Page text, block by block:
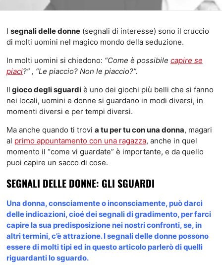
I segnali delle donne(segnali di interesse) sono il cruccio
di molti uomini nel magico mondo della seduzione.
In molti uomini si chiedono: “Come è possibile capire se
piaci?” , “Le piaccio? Non le piaccio?”.
Il gioco degli sguardiè uno dei giochi più belli che si fanno
nei locali, uomini e donne si guardano in modi diversi, in
momenti diversi e per tempi diversi.
Ma anche quando ti trovi a tu per tu con una donna, magari
al primo appuntamento con una ragazza, anche in quel
momento il “come vi guardate” è importante, e da quello
puoi capire un sacco di cose.
SEGNALI DELLE DONNE: GLI SGUARDI
Una donna, consciamente o inconsciamente, può darci
delle indicazioni, cioé dei segnali di gradimento, per farci
capire la sua predisposizione nei nostri confronti, se, in
altri termini, c’è attrazione. I segnali delle donne possono
essere di molti tipi ed in questo articolo parlerò di quelli
riguardanti lo sguardo.